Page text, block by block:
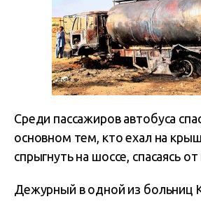
Среди пассажиров автобуса
основном тем, кто ехал на
спрыгнуть на шоссе, спасаясь
Дежурный в одной из больниц